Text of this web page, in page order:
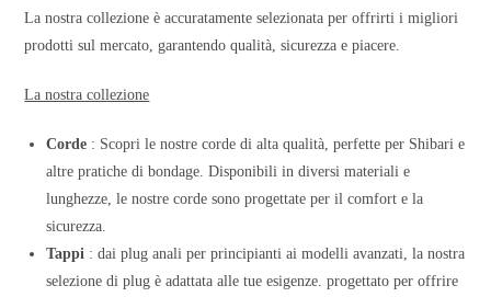
La nostra collezione è accuratamente selezionata per offrirti i migliori
prodotti sul mercato, garantendo qualità, sicurezza e piacere.
La nostra collezione
Corde : Scopri le nostre corde di alta qualità, perfette per Shibari e
altre pratiche di bondage. Disponibili in diversi materiali e
lunghezze, le nostre corde sono progettate per il comfort e la
sicurezza.
Tappi : dai plug anali per principianti ai modelli avanzati, la nostra
selezione di plug è adattata alle tue esigenze. progettato per offrire